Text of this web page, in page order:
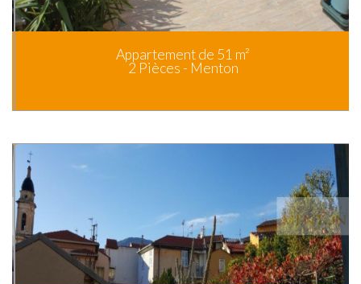
Appartement de 51 m²
2 Pièces - Menton